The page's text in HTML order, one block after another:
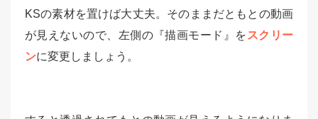
KSの素材を置けば大丈夫。そのままだともとの動画
が見えないので、左側の『描画モード』をスクリー
ンに変更しましょう。